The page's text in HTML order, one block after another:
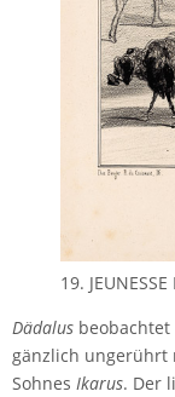
19. JEUNESSE
Dädalus
gänzlich ungerührt
Sohnes Ikarus. Der